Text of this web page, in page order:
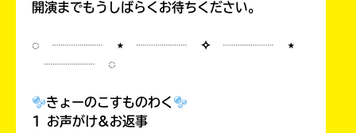
開演までもうしばらくお待ちください。
◌ ┈┈┈┈ ⋆ ┈┈┈┈ ✧ ┈┈┈┈ ⋆
┈┈┈┈ ◌
きょーのこすものわく
1 お声がけ&お返事